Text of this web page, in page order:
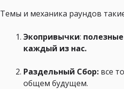
Темы и механика раундов
Экопривычки:
каждый из нас.
Раздельный Сбор: все
общем будущем.